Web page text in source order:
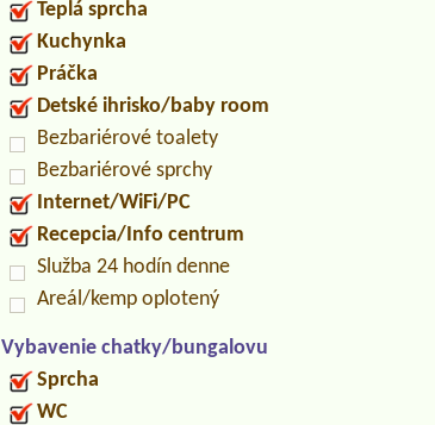
Teplá sprcha
Kuchynka
Práčka
Detské ihrisko/baby room
Bezbariérové toalety
Bezbariérové sprchy
Internet/WiFi/PC
Recepcia/Info centrum
Služba 24 hodín denne
Areál/kemp oplotený
Vybavenie chatky/bungalovu
Sprcha
WC